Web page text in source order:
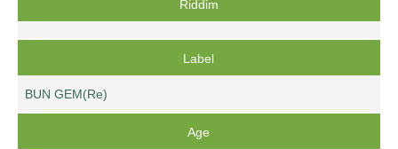
Riddim
Label
BUN GEM(Re)
Age